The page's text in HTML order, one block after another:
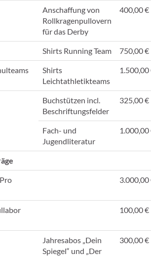
Anschaffung von
Rollkragenpullovern
für das Derby
400,00 €
Shirts Running Team 750,00 €
Shirts
Leichtathletikteams
1.500,00
Buchstützen incl.
Beschriftungsfelder
325,00 €
Fach- und
Jugendliteratur
1.000,00
3.000,00
100,00 €
Jahresabos „Dein
Spiegel“ und „Der
300,00 €